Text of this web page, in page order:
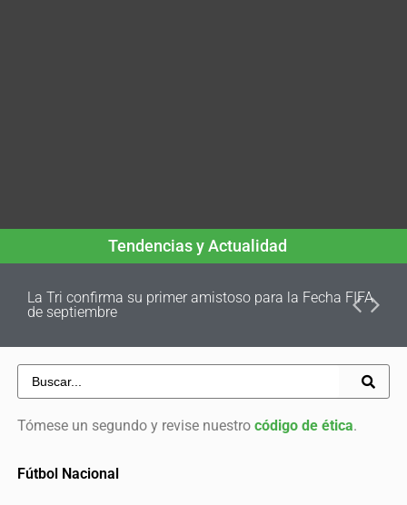
Tendencias y Actualidad
La Tri confirma su primer amistoso para la Fecha FIFA
de septiembre
Tómese un segundo y revise nuestro código de ética.
Fútbol Nacional